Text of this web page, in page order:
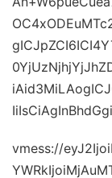
vmess://